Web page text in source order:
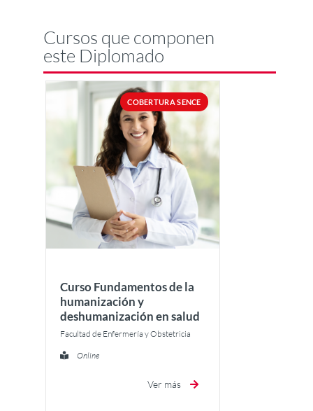
Cursos que componen
este Diplomado
COBERTURA SENCE
Curso Fundamentos de la
humanización y
deshumanización en salud
Facultad de Enfermería y Obstetricia
Online
Ver más